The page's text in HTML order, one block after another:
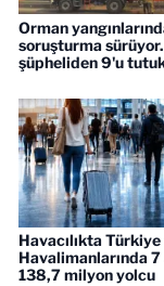
Orman
soruşturma
şüpheliden 9'u
Havacılıkta Türkiye
Havalimanlarında 7
138,7 milyon yolcu